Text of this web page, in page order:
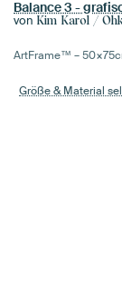
von Kim Karol /
ArtFrame™ –50×75
Größe & Material